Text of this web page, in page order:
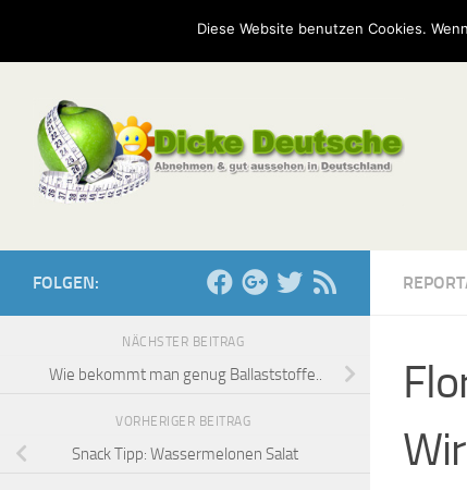
Kontakt Serien Umfragen
FOLGEN:
NÄCHSTER BEITRAG
Wie bekommt man genug Ballaststoffe..
VORHERIGER BEITRAG
Snack Tipp: Wassermelonen Salat
Diese Website benutzen Cookies.